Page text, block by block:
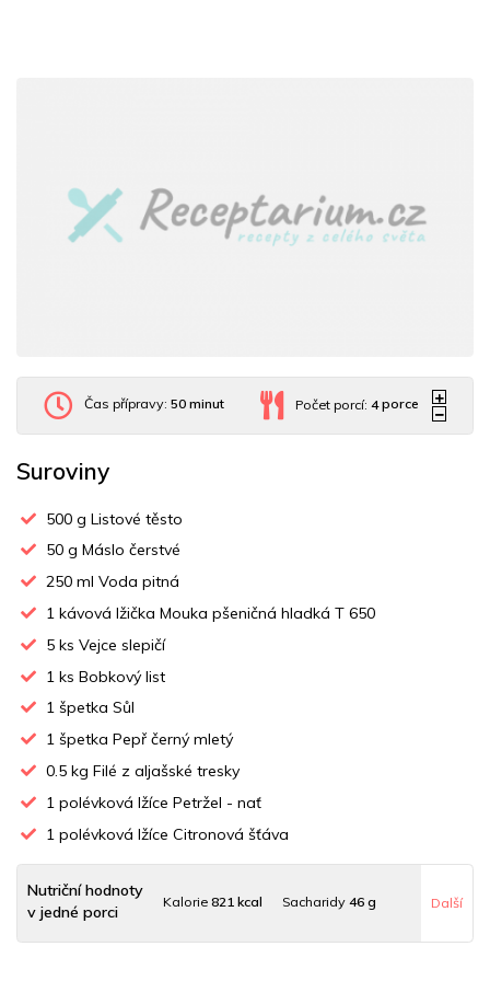
Čas přípravy:50 minut Počet porcí:4 porce
Suroviny
500 g Listové těsto
50 g Máslo čerstvé
250 ml Voda pitná
1 kávová lžička Mouka pšeničná hladká T 650
5 ks Vejce slepičí
1 ks Bobkový list
1 špetka Sůl
1 špetka Pepř černý mletý
0.5 kg Filé z aljašské tresky
1 polévková lžíce Petržel - nať
1 polévková lžíce Citronová šťáva
Nutriční hodnoty
v jedné porci
Kalorie 821 kcal Sacharidy 46 g Další